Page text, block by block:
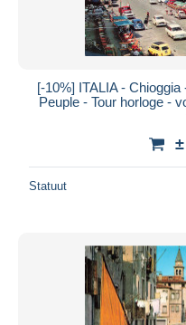
[-10%] ITALIA -
Peuple - Tour horloge -
Statuut